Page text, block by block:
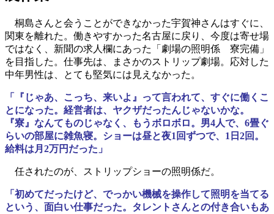
桐島さんと会うことができなかった宇賀神さんはすぐに、
関東を離れた。働きやすかった名古屋に戻り、今度は寄せ場
ではなく、新聞の求人欄にあった「劇場の照明係 寮完備」
を目指した。仕事先は、まさかのストリップ劇場。応対した
中年男性は、とても堅気には見えなかった。
「『じゃあ、こっち、来いよ』って言われて、すぐに働くこ
とになった。経営者は、ヤクザだったんじゃないかな。
『寮』なんてものじゃなく、もうボロボロ。男4人で、6畳ぐ
らいの部屋に雑魚寝。ショーは昼と夜1回ずつで、1日2回。
給料は月2万円だった」
任されたのが、ストリップショーの照明係だ。
「初めてだったけど、でっかい機械を操作して照明を当てる
という、面白い仕事だった。タレントさんとの付き合いもあ